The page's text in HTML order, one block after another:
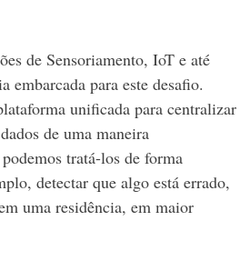
de Sensoriamento, IoT e até
embarcada para este desafio.
unificada para centralizar
de uma maneira
tratá-los de forma
detectar que algo está errado,
uma residência, em maior